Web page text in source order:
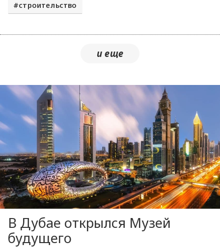
строительство
В Дубае открылся Музей
будущего